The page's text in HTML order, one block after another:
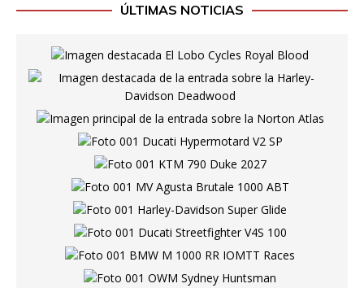
ÚLTIMAS NOTICIAS